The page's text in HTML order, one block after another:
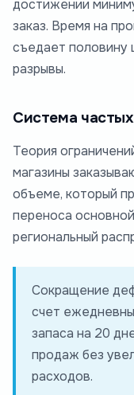
достижении
заказ. Время на
съедает половину
разрывы.
Система
Теория
магазины
объеме, который
переноса
региональный
Сокращение
счет
запаса на 20
продаж без
расходов.